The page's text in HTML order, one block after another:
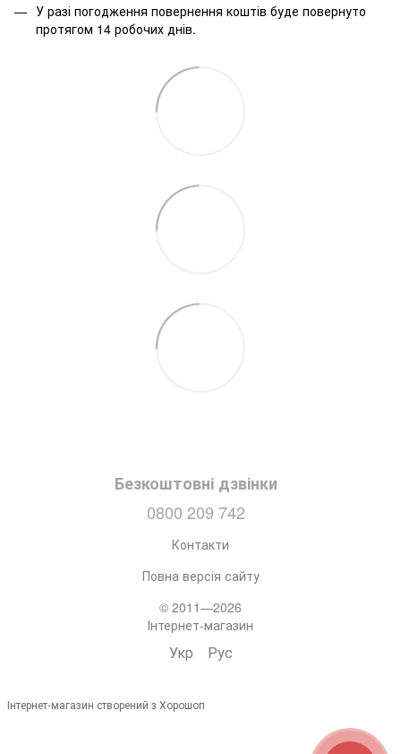
У разі погодження повернення коштів буде повернуто
протягом 14 робочих днів.
Безкоштовні дзвінки
0800 209 742
Контакти
Повна версія сайту
© 2011—2026
Інтернет-магазин
Укр Рус
Інтернет-магазин створений з Хорошоп